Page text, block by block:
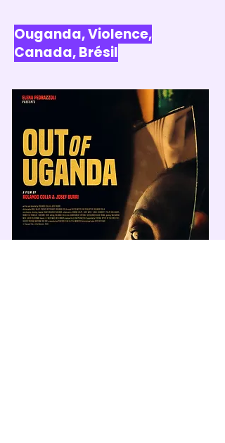
Ouganda, Violence,
Canada, Brésil